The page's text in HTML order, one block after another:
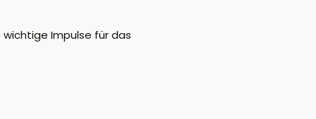
Impulse für das